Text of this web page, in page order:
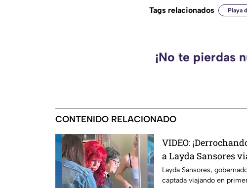
Tags relacionados Playa
¡No te pierdas
CONTENIDO RELACIONADO
VIDEO:
a Layda Sansores
clase a Madrid; iba
titular del DIF de
Layda Sansores,
captada viajando en